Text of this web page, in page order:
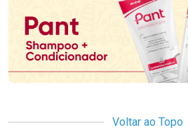
Voltar ao Topo